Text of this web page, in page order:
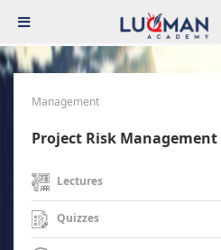
Management
Project Risk Management
Lectures
Quizzes